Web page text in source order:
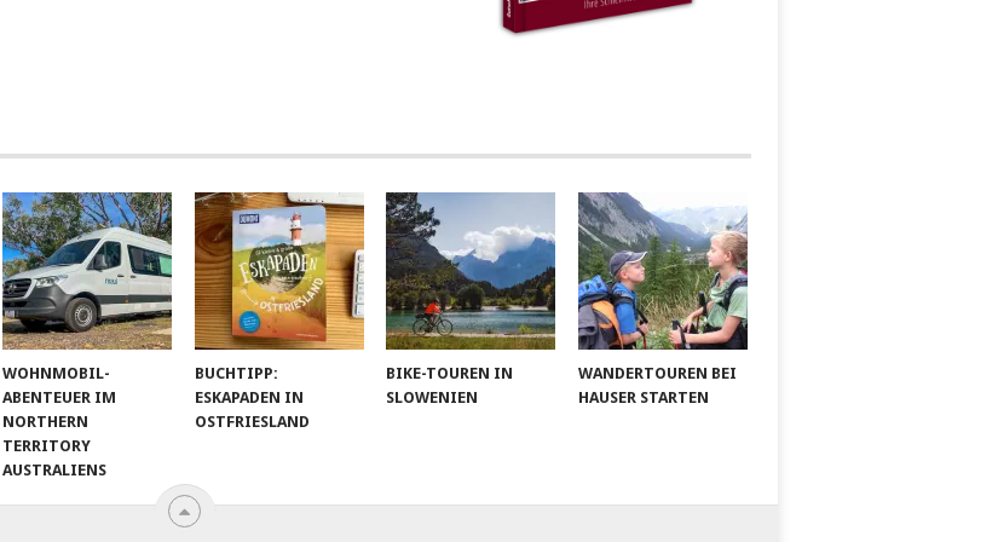
WOHNMOBIL-
ABENTEUER IM
NORTHERN
TERRITORY
AUSTRALIENS
BUCHTIPP:
ESKAPADEN IN
OSTFRIESLAND
BIKE-TOUREN IN
SLOWENIEN
WANDERTOUREN BEI
HAUSER STARTEN